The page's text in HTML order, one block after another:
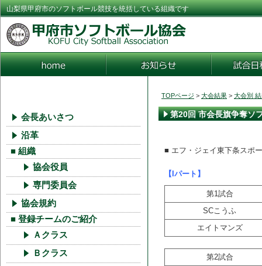
山梨県甲府市のソフトボール競技を統括している組織です
TOPページ > 大会結果 > 大会別
第20回 市会長旗争奪ソ
■ エフ・ジェイ東下条スポ
【Iパート】
第1試合
SCこうふ
エイトマンズ
第2試合
会長あいさつ
沿革
■ 組織
協会役員
専門委員会
協会規約
■ 登録チームのご紹介
Ａクラス
Ｂクラス